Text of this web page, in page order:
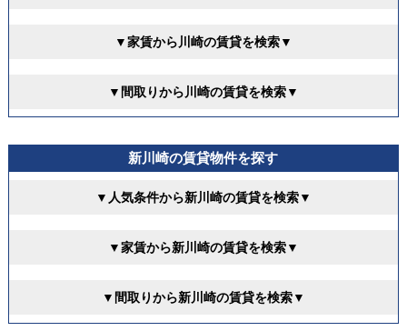
▼家賃から川崎の賃貸を検索▼
▼間取りから川崎の賃貸を検索▼
新川崎の賃貸物件を探す
▼人気条件から新川崎の賃貸を検索▼
▼家賃から新川崎の賃貸を検索▼
▼間取りから新川崎の賃貸を検索▼